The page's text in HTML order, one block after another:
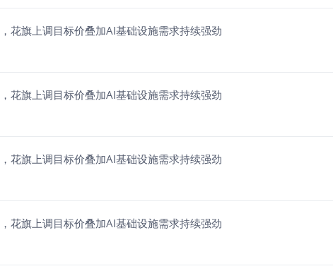
花旗上调目标价叠加AI基础设施需求持续强劲
花旗上调目标价叠加AI基础设施需求持续强劲
花旗上调目标价叠加AI基础设施需求持续强劲
花旗上调目标价叠加AI基础设施需求持续强劲